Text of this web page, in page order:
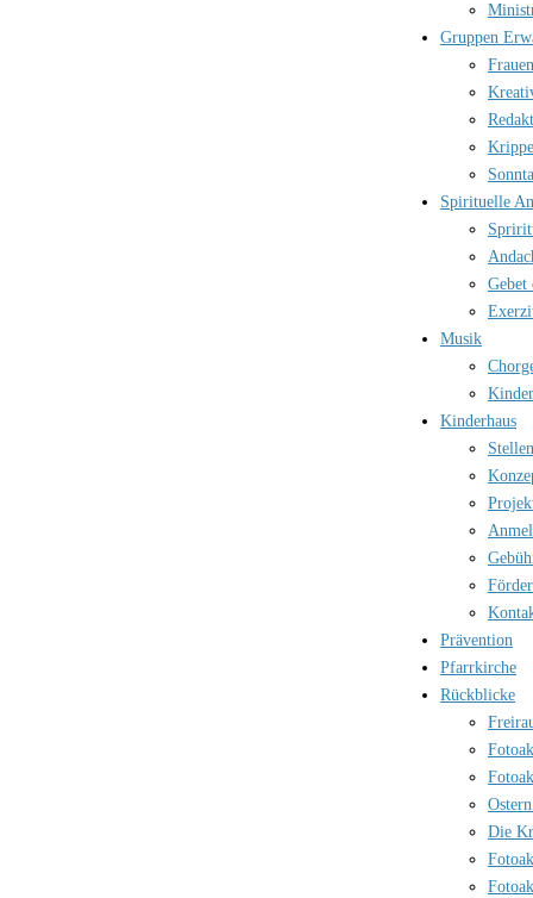
Gruppen
Spirituelle
Musik
Kinderhaus
Prävention
Pfarrkirche
Rückblicke
Die